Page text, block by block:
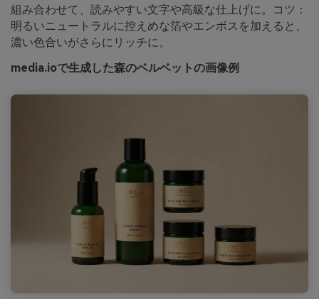
組み合わせて、読みやすい文字や高級な仕上げに。コツ：
明るいニュートラルに控えめな箔やエンボスを加えると、
濃い色合いがさらにリッチに。
media.ioで生成した森のベルベットの画像例